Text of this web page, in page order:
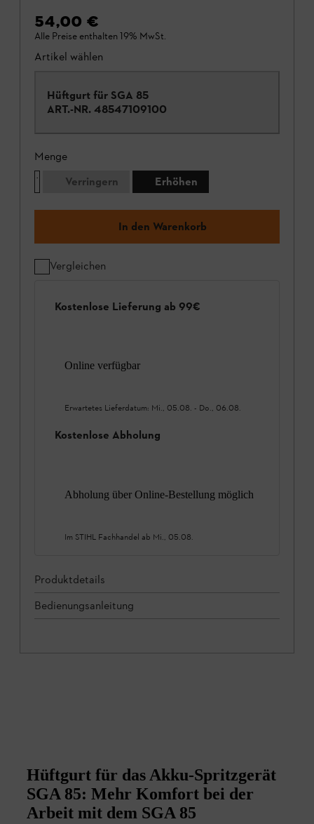
54,00 €
Alle Preise enthalten 19% MwSt.
Artikel wählen
Hüftgurt für SGA 85
ART.-NR. 48547109100
Menge
Verringern
Erhöhen
In den Warenkorb
Vergleichen
Kostenlose Lieferung ab 99€
Online verfügbar
Erwartetes Lieferdatum: Mi., 05.08. - Do., 06.08.
Kostenlose Abholung
Abholung über Online-Bestellung möglich
Im STIHL Fachhandel ab Mi., 05.08.
Produktdetails
Bedienungsanleitung
Hüftgurt für das Akku-Spritzgerät
SGA 85: Mehr Komfort bei der
Arbeit mit dem SGA 85